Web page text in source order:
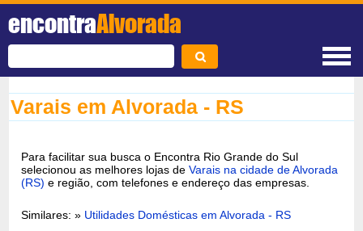
encontraAlvorada
Varais em Alvorada - RS
Para facilitar sua busca o Encontra Rio Grande do Sul
selecionou as melhores lojas deVarais na cidade de Alvorada
(RS) e região, com telefones e endereço das empresas.
Similares: » Utilidades Domésticas em Alvorada - RS